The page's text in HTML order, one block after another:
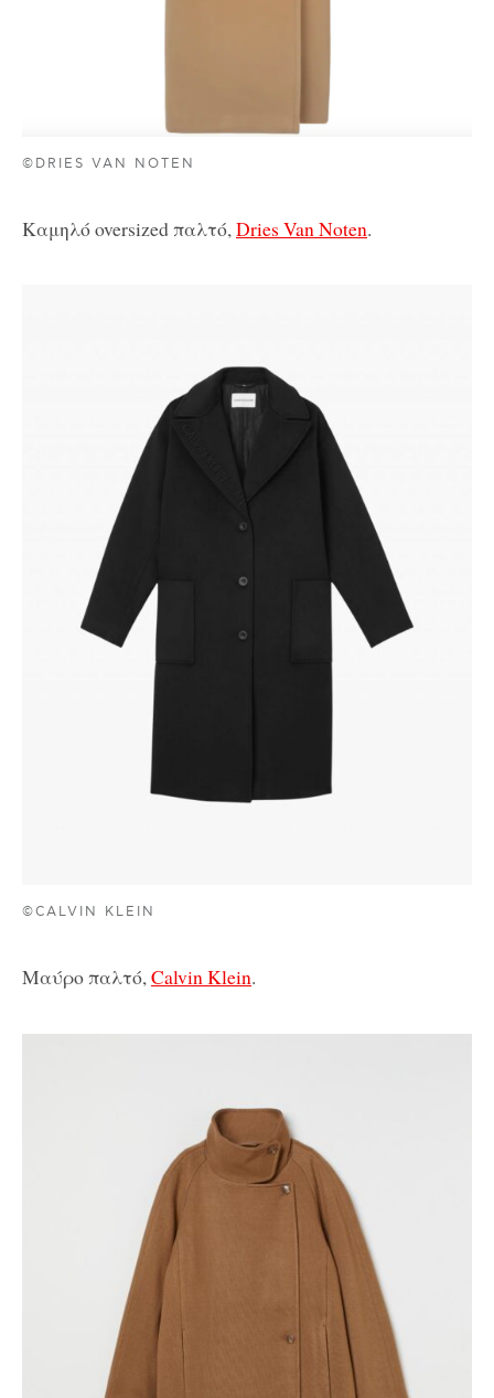
©DRIES VAN NOTEN
Καμηλό oversized παλτό,Dries Van Noten.
©CALVIN KLEIN
Μαύρο παλτό,Calvin Klein.